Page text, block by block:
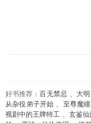
好书推荐：百无禁忌
大
从杂役弟子开始
至尊魔
视剧中的王牌特工
玄鉴仙